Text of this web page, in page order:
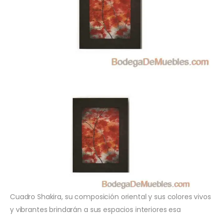
Cuadro Shakira, su composición oriental y sus colores vivos
y vibrantes brindarán a sus espacios interiores esa